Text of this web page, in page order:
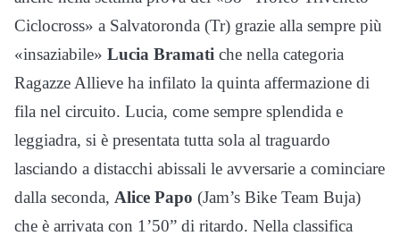
Ciclocross» a Salvatoronda (Tr) grazie alla sempre più
«insaziabile» Lucia Bramati che nella categoria
Ragazze Allieve ha infilato la quinta affermazione di
fila nel circuito. Lucia, come sempre splendida e
leggiadra, si è presentata tutta sola al traguardo
lasciando a distacchi abissali le avversarie a cominciare
dalla seconda, Alice Papo (Jam’s Bike Team Buja)
che è arrivata con 1’50” di ritardo. Nella classifica